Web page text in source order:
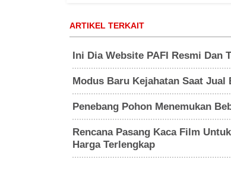
ARTIKEL TERKAIT
Ini Dia Website PAFI Resmi Dan
Modus Baru Kejahatan Saat
Penebang Pohon Menemukan
Rencana Pasang Kaca Film
Harga Terlengkap